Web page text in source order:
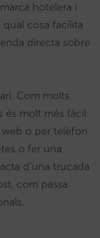
hotelera i
qual cosa facilita
directa sobre
Com molts
és molt més fàcil
o per telèfon
o fer una
d’una trucada
com passa